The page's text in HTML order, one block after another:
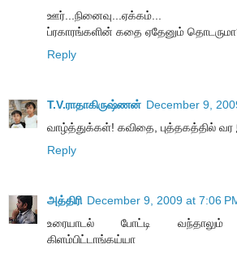
ஊர்...நினைவு...ஏக்கம்...
ப்ரகாரங்களின் கதை ஏதேனும்
Reply
T.V.ராதாகிருஷ்ணன் December 9,
வாழ்த்துக்கள்! கவிதை, புத்தகத்தில் வர
Reply
அத்திரி December 9, 2009 at 7:06
உரையாடல் போட்டி வந்தாலும்
கிளம்பிட்டாங்கய்யா